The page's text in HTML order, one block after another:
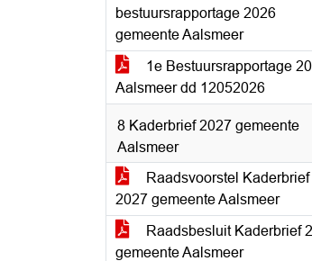
bestuursrapportage 2026
gemeente Aalsmeer
1e Bestuursrapportage
Aalsmeer dd 12052026
8 Kaderbrief 2027 gemeente
Aalsmeer
Raadsvoorstel Kaderbrief
2027 gemeente Aalsmeer
Raadsbesluit Kaderbrief
gemeente Aalsmeer